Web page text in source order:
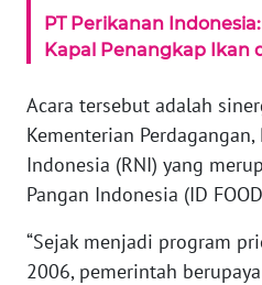
PT Perikanan
Kapal Penangkap Ikan
Acara tersebut adalah
Kementerian
Indonesia (RNI) yang
Pangan Indonesia (ID
“Sejak menjadi program
2006, pemerintah
PEDOMAN
MEDIA
REDAKSI
KARIR
DISCLAIMER